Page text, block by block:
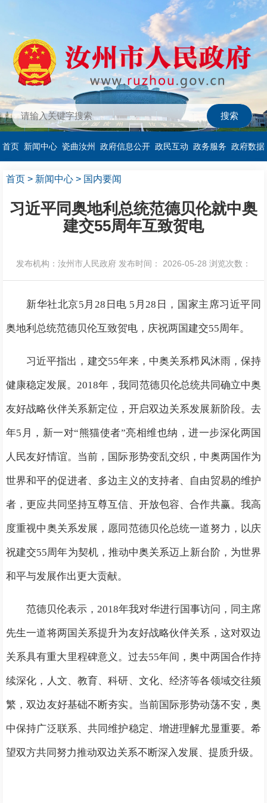
首页 新闻中心 瓷曲汝州 政府信息公开 政民互动 政务服务 政府数据
首页 > 新闻中心 > 国内要闻
习近平同奥地利总统范德贝伦就中奥
建交55周年互致贺电
发布机构：汝州市人民政府 发布时间： 2026-05-28 浏览次数：
新华社北京5月28日电 5月28日，国家主席习近平同
奥地利总统范德贝伦互致贺电，庆祝两国建交55周年。
习近平指出，建交55年来，中奥关系栉风沐雨，保持
健康稳定发展。2018年，我同范德贝伦总统共同确立中奥
友好战略伙伴关系新定位，开启双边关系发展新阶段。去
年5月，新一对“熊猫使者”亮相维也纳，进一步深化两国
人民友好情谊。当前，国际形势变乱交织，中奥两国作为
世界和平的促进者、多边主义的支持者、自由贸易的维护
者，更应共同坚持互尊互信、开放包容、合作共赢。我高
度重视中奥关系发展，愿同范德贝伦总统一道努力，以庆
祝建交55周年为契机，推动中奥关系迈上新台阶，为世界
和平与发展作出更大贡献。
范德贝伦表示，2018年我对华进行国事访问，同主席
先生一道将两国关系提升为友好战略伙伴关系，这对双边
关系具有重大里程碑意义。过去55年间，奥中两国合作持
续深化，人文、教育、科研、文化、经济等各领域交往频
繁，双边友好基础不断夯实。当前国际形势动荡不安，奥
中保持广泛联系、共同维护稳定、增进理解尤显重要。希
望双方共同努力推动双边关系不断深入发展、提质升级。